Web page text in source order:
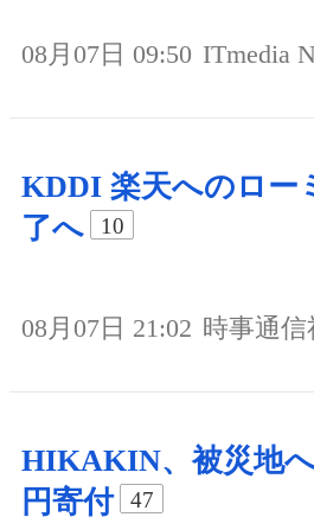
08月07日 09:50 ITmedia
KDDI 楽天へのロー
了へ
10
08月07日 21:02 時事通信
HIKAKIN、被災地
円寄付
47